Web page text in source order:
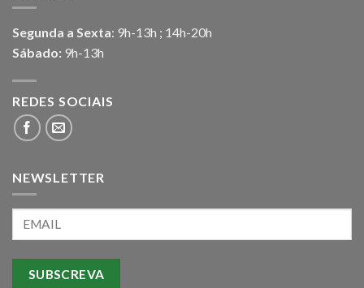
Segunda a Sexta: 9h-13h ; 14h-20h
Sábado: 9h-13h
REDES SOCIAIS
NEWSLETTER